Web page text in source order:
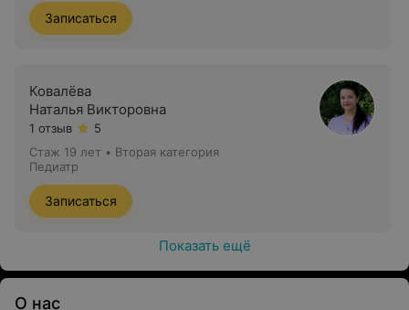
Записаться
Ковалёва
Наталья Викторовна
1 отзыв
5
Стаж 19 лет • Вторая категория
Педиатр
Записаться
Показать ещё
О нас